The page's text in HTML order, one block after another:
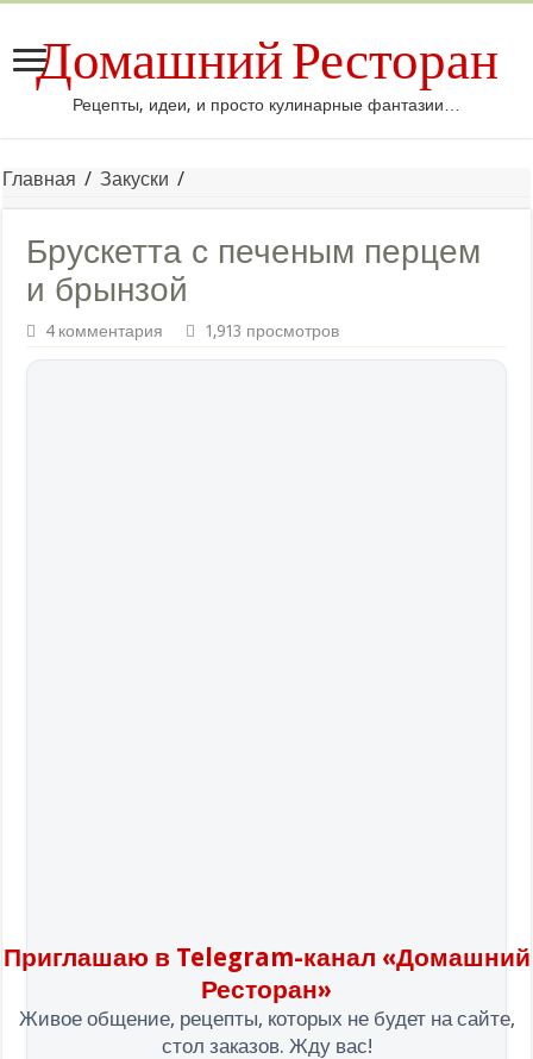
Домашний Ресторан
Рецепты, идеи, и просто кулинарные фантазии…
Главная / Закуски /
Брускетта с печеным перцем
и брынзой
4 комментария 1,913 просмотров
Приглашаю в Telegram-канал «Домашний
Ресторан»
Живое общение, рецепты, которых не будет на сайте,
стол заказов. Жду вас!